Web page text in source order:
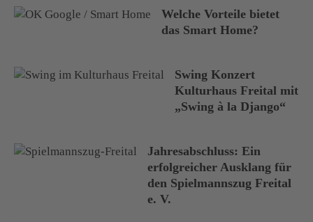
Welche Vorteile bietet
das Smart Home?
Swing Konzert
Kulturhaus Freital mit
„Swing à la Django“
Jahresabschluss: Ein
erfolgreicher Ausklang für
den Spielmannszug Freital
e. V.